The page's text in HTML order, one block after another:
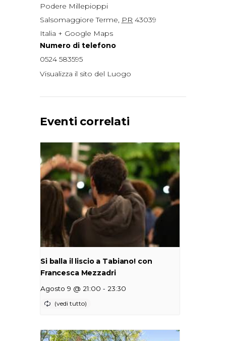
Podere Millepioppi
Salsomaggiore Terme, PR 43039
Italia + Google Maps
Numero di telefono
0524 583595
Visualizza il sito del Luogo
Eventi correlati
Si balla il liscio a Tabiano! con
Francesca Mezzadri
Agosto 9 @ 21:00 - 23:30